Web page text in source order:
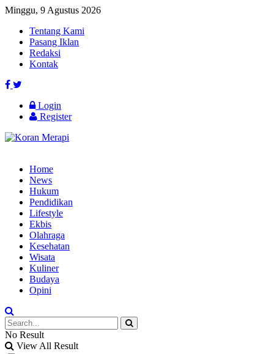
Minggu, 9 Agustus 2026
Tentang Kami
Pasang Iklan
Redaksi
Kontak
Login
Register
Home
News
Hukum
Pendidikan
Lifestyle
Ekbis
Olahraga
Kesehatan
Wisata
Kuliner
Budaya
Opini
No Result
View All Result